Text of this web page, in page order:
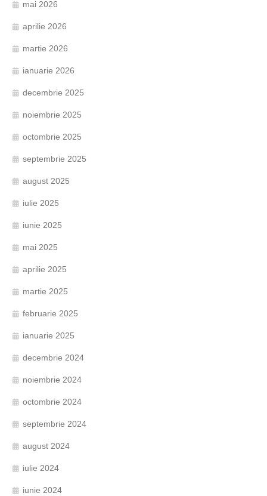
mai 2026
aprilie 2026
martie 2026
ianuarie 2026
decembrie 2025
noiembrie 2025
octombrie 2025
septembrie 2025
august 2025
iulie 2025
iunie 2025
mai 2025
aprilie 2025
martie 2025
februarie 2025
ianuarie 2025
decembrie 2024
noiembrie 2024
octombrie 2024
septembrie 2024
august 2024
iulie 2024
iunie 2024